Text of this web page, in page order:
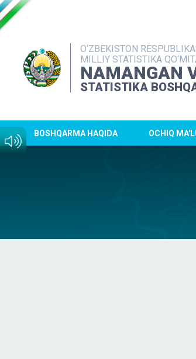
O‘ZBEKISTON
MILLIY STATISTIKA
NAMANGAN
STATISTIKA
BOSHQARMA HAQIDA OCHIQ